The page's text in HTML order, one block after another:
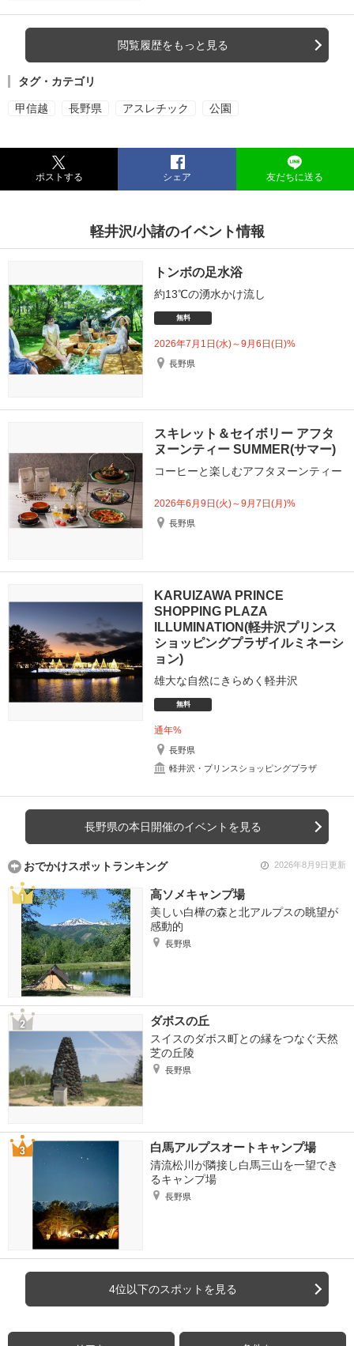
閲覧履歴をもっと見る
タグ・カテゴリ
甲信越 長野県 アスレチック 公園
ポストする シェア 友だちに送る
軽井沢/小諸のイベント情報
トンボの足水浴
約13℃の湧水かけ流し
無料
2026年7月1日(水)～9月6日(日)%
長野県
スキレット＆セイボリー アフタ
ヌーンティー SUMMER(サマー)
コーヒーと楽しむアフタヌーンティー
2026年6月9日(火)～9月7日(月)%
長野県
KARUIZAWA PRINCE
SHOPPING PLAZA
ILLUMINATION(軽井沢プリンス
ショッピングプラザイルミネーシ
ョン)
雄大な自然にきらめく軽井沢
無料
通年%
長野県
軽井沢・プリンスショッピングプラザ
長野県の本日開催のイベントを見る
おでかけスポットランキング 2026年8月9日更新
高ソメキャンプ場
美しい白樺の森と北アルプスの眺望が
感動的
長野県
ダボスの丘
スイスのダボス町との縁をつなぐ天然
芝の丘陵
長野県
白馬アルプスオートキャンプ場
清流松川が隣接し白馬三山を一望でき
るキャンプ場
長野県
4位以下のスポットを見る